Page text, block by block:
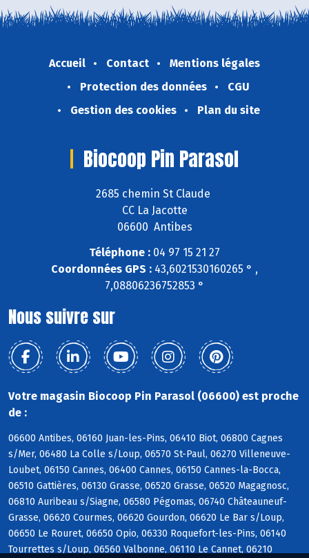
Accueil Contact
Mentions légales
Protection des données
CGU
Gestion des cookies
Plan du site
Biocoop Pin Parasol
2685 chemin St Claude
CC La Jacotte
06600 Antibes
Téléphone : 04 97 15 21 27
Coordonnées GPS : 43,6021530160265 ° ,
7,08806236752853 °
Nous suivre sur
Votre magasin Biocoop Pin Parasol (06600) est proche
de :
06600 Antibes, 06160 Juan-les-Pins, 06410 Biot, 06800 Cagnes
s/Mer, 06480 La Colle s/Loup, 06570 St-Paul, 06270 Villeneuve-
Loubet, 06150 Cannes, 06400 Cannes, 06150 Cannes-la-Bocca,
06510 Gattières, 06130 Grasse, 06520 Grasse, 06520 Magagnosc,
06810 Auribeau s/Siagne, 06580 Pégomas, 06740 Châteauneuf-
Grasse, 06620 Courmes, 06620 Gourdon, 06620 Le Bar s/Loup,
06650 Le Rouret, 06650 Opio, 06330 Roquefort-les-Pins, 06140
Tourrettes s/Loup, 06560 Valbonne, 06110 Le Cannet, 06210